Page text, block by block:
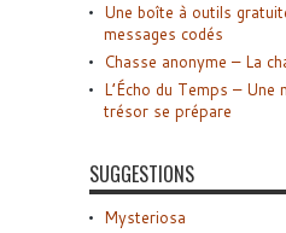
Une boîte à outils
messages codés
Chasse anonyme – La
L’Écho du Temps – Une
trésor se prépare
SUGGESTIONS
Mysteriosa